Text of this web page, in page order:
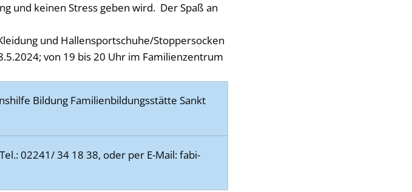
und keinen Stress geben wird. Der Spaß an
und Hallensportschuhe/Stoppersocken
von 19 bis 20 Uhr im Familienzentrum
Bildung Familienbildungsstätte Sankt
02241/ 34 18 38, oder per E-Mail: fabi-